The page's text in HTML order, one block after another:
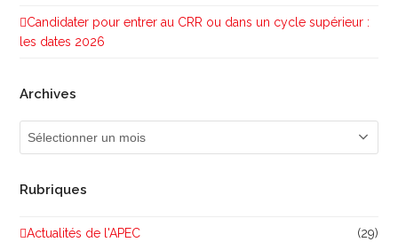
Candidater pour entrer au CRR ou dans un cycle supérieur :
les dates 2026
Archives
Archives
Rubriques
Actualités de l'APEC (29)